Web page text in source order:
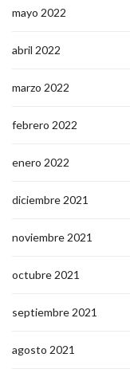
mayo 2022
abril 2022
marzo 2022
febrero 2022
enero 2022
diciembre 2021
noviembre 2021
octubre 2021
septiembre 2021
agosto 2021